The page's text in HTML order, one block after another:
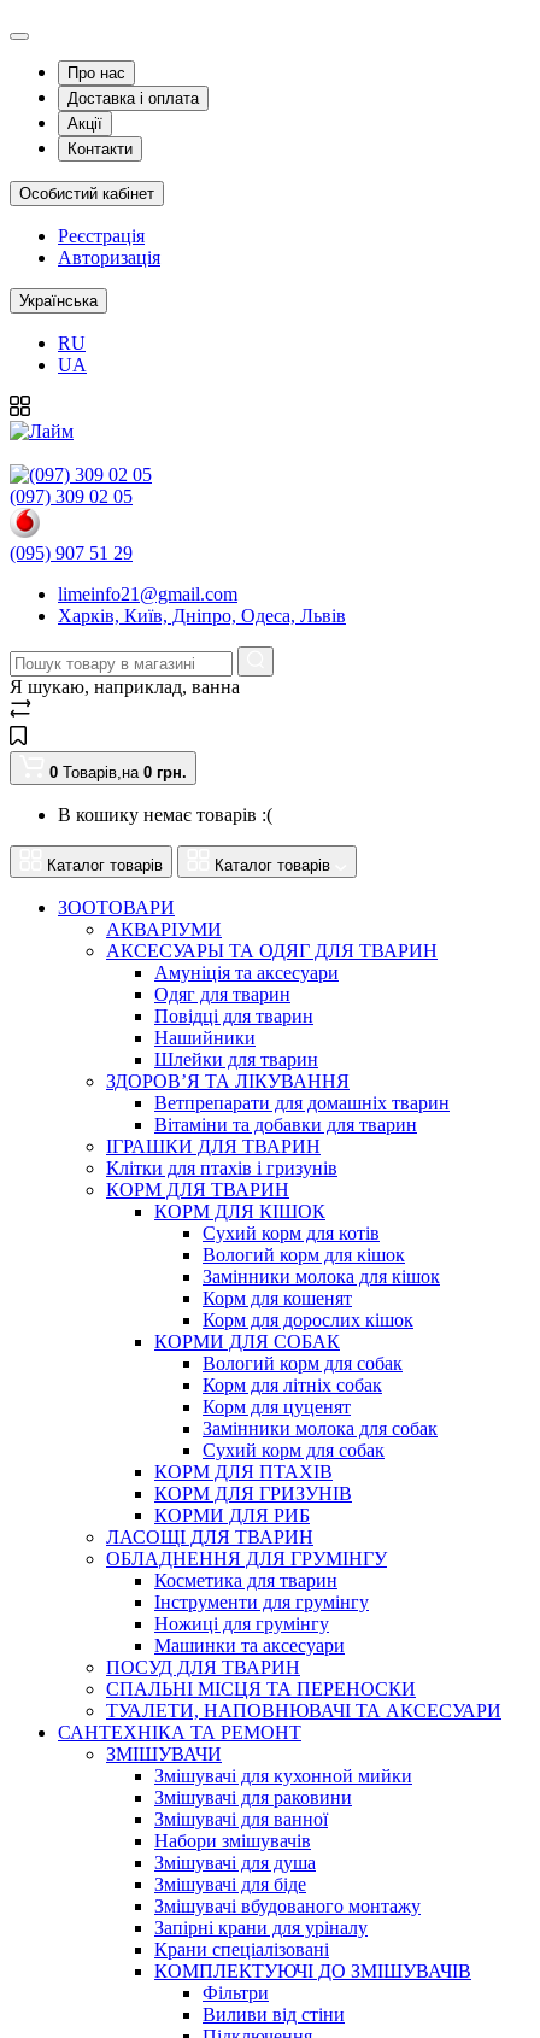
Про нас
Доставка і оплата
Акції
Контакти
Особистий кабінет
Реєстрація
Авторизація
Українська
RU
UA
(097) 309 02 05
(095) 907 51 29
limeinfo21@gmail.com
Харків, Київ, Дніпро, Одеса, Львів
Я шукаю, наприклад, ванна
0 Товарів,на 0 грн.
В кошику немає товарів :(
Каталог товарів Каталог товарів
ЗООТОВАРИ
АКВАРІУМИ
АКСЕСУАРЫ ТА ОДЯГ ДЛЯ ТВАРИН
Амуніція та аксесуари
Одяг для тварин
Повідці для тварин
Нашийники
Шлейки для тварин
ЗДОРОВ’Я ТА ЛІКУВАННЯ
Ветпрепарати для домашніх тварин
Вітаміни та добавки для тварин
ІГРАШКИ ДЛЯ ТВАРИН
Клітки для птахів і гризунів
КОРМ ДЛЯ ТВАРИН
КОРМ ДЛЯ КІШОК
Сухий корм для котів
Вологий корм для кішок
Замінники молока для кішок
Корм для кошенят
Корм для дорослих кішок
КОРМИ ДЛЯ СОБАК
Вологий корм для собак
Корм для літніх собак
Корм для цуценят
Замінники молока для собак
Сухий корм для собак
КОРМ ДЛЯ ПТАХІВ
КОРМ ДЛЯ ГРИЗУНІВ
КОРМИ ДЛЯ РИБ
ЛАСОЩІ ДЛЯ ТВАРИН
ОБЛАДНЕННЯ ДЛЯ ГРУМІНГУ
Косметика для тварин
Інструменти для грумінгу
Ножиці для грумінгу
Машинки та аксесуари
ПОСУД ДЛЯ ТВАРИН
СПАЛЬНІ МІСЦЯ ТА ПЕРЕНОСКИ
ТУАЛЕТИ, НАПОВНЮВАЧІ ТА АКСЕСУАРИ
САНТЕХНІКА ТА РЕМОНТ
ЗМІШУВАЧИ
Змішувачі для кухонной мийки
Змішувачі для раковини
Змішувачі для ванної
Набори змішувачів
Змішувачі для душа
Змішувачі для біде
Змішувачі вбудованого монтажу
Запірні крани для уріналу
Крани спеціалізовані
КОМПЛЕКТУЮЧІ ДО ЗМІШУВАЧІВ
Фільтри
Виливи від стіни